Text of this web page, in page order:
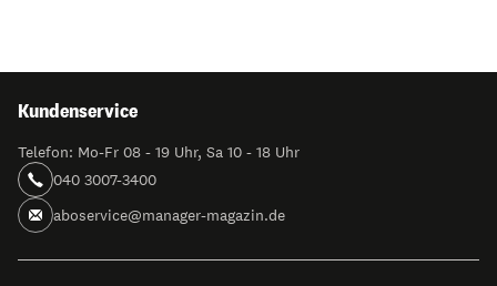
Kundenservice
Telefon: Mo-Fr 08 - 19 Uhr, Sa 10 - 18 Uhr
040 3007-3400
aboservice@manager-magazin.de